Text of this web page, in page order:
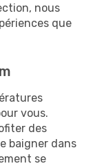
nous
que
vous.
des
baigner dans
se